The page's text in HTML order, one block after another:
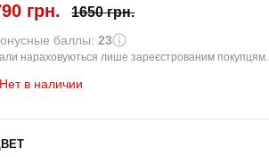
грн. 1650 грн.
баллы:23
нараховуються лише зареєстрованим покупцям.
Нет в наличии